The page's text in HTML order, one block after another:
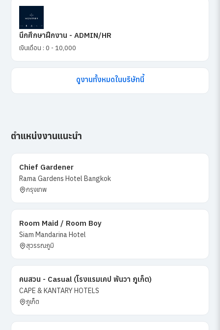
นึกศึกษาฝึกงาน - ADMIN/HR
เงินเดือน : 0 - 10,000
ดูงานทั้งหมดในบริษัทนี้
ตำแหน่งงานแนะนำ
Chief Gardener
Rama Gardens Hotel Bangkok
กรุงเทพ
Room Maid / Room Boy
Siam Mandarina Hotel
สุวรรณภูมิ
คนสวน - Casual (โรงแรมเคป พันวา ภูเก็ต)
CAPE & KANTARY HOTELS
ภูเก็ต